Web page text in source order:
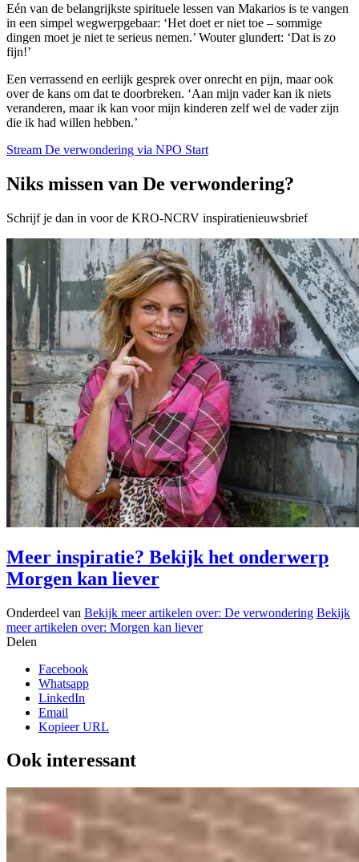
Eén van de belangrijkste spirituele lessen van Makarios is te vangen
in een simpel wegwerpgebaar: ‘Het doet er niet toe – sommige
dingen moet je niet te serieus nemen.’ Wouter glundert: ‘Dat is zo
fijn!’
Een verrassend en eerlijk gesprek over onrecht en pijn, maar ook
over de kans om dat te doorbreken. ‘Aan mijn vader kan ik niets
veranderen, maar ik kan voor mijn kinderen zelf wel de vader zijn
die ik had willen hebben.’
Stream De verwondering via NPO Start
Niks missen van De verwondering?
Schrijf je dan in voor de KRO-NCRV inspiratienieuwsbrief
Meer inspiratie? Bekijk het onderwerp
Morgen kan liever
Onderdeel van Bekijk meer artikelen over: De verwondering Bekijk
meer artikelen over: Morgen kan liever
Delen
Facebook
Whatsapp
LinkedIn
Email
Kopieer URL
Ook interessant